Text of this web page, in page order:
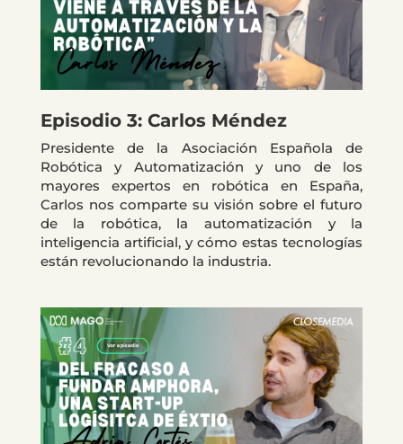
Episodio 3: Carlos Méndez
Presidente de la Asociación Española de
Robótica y Automatización y uno de los
mayores expertos en robótica en España,
Carlos nos comparte su visión sobre el futuro
de la robótica, la automatización y la
inteligencia artificial, y cómo estas tecnologías
están revolucionando la industria.